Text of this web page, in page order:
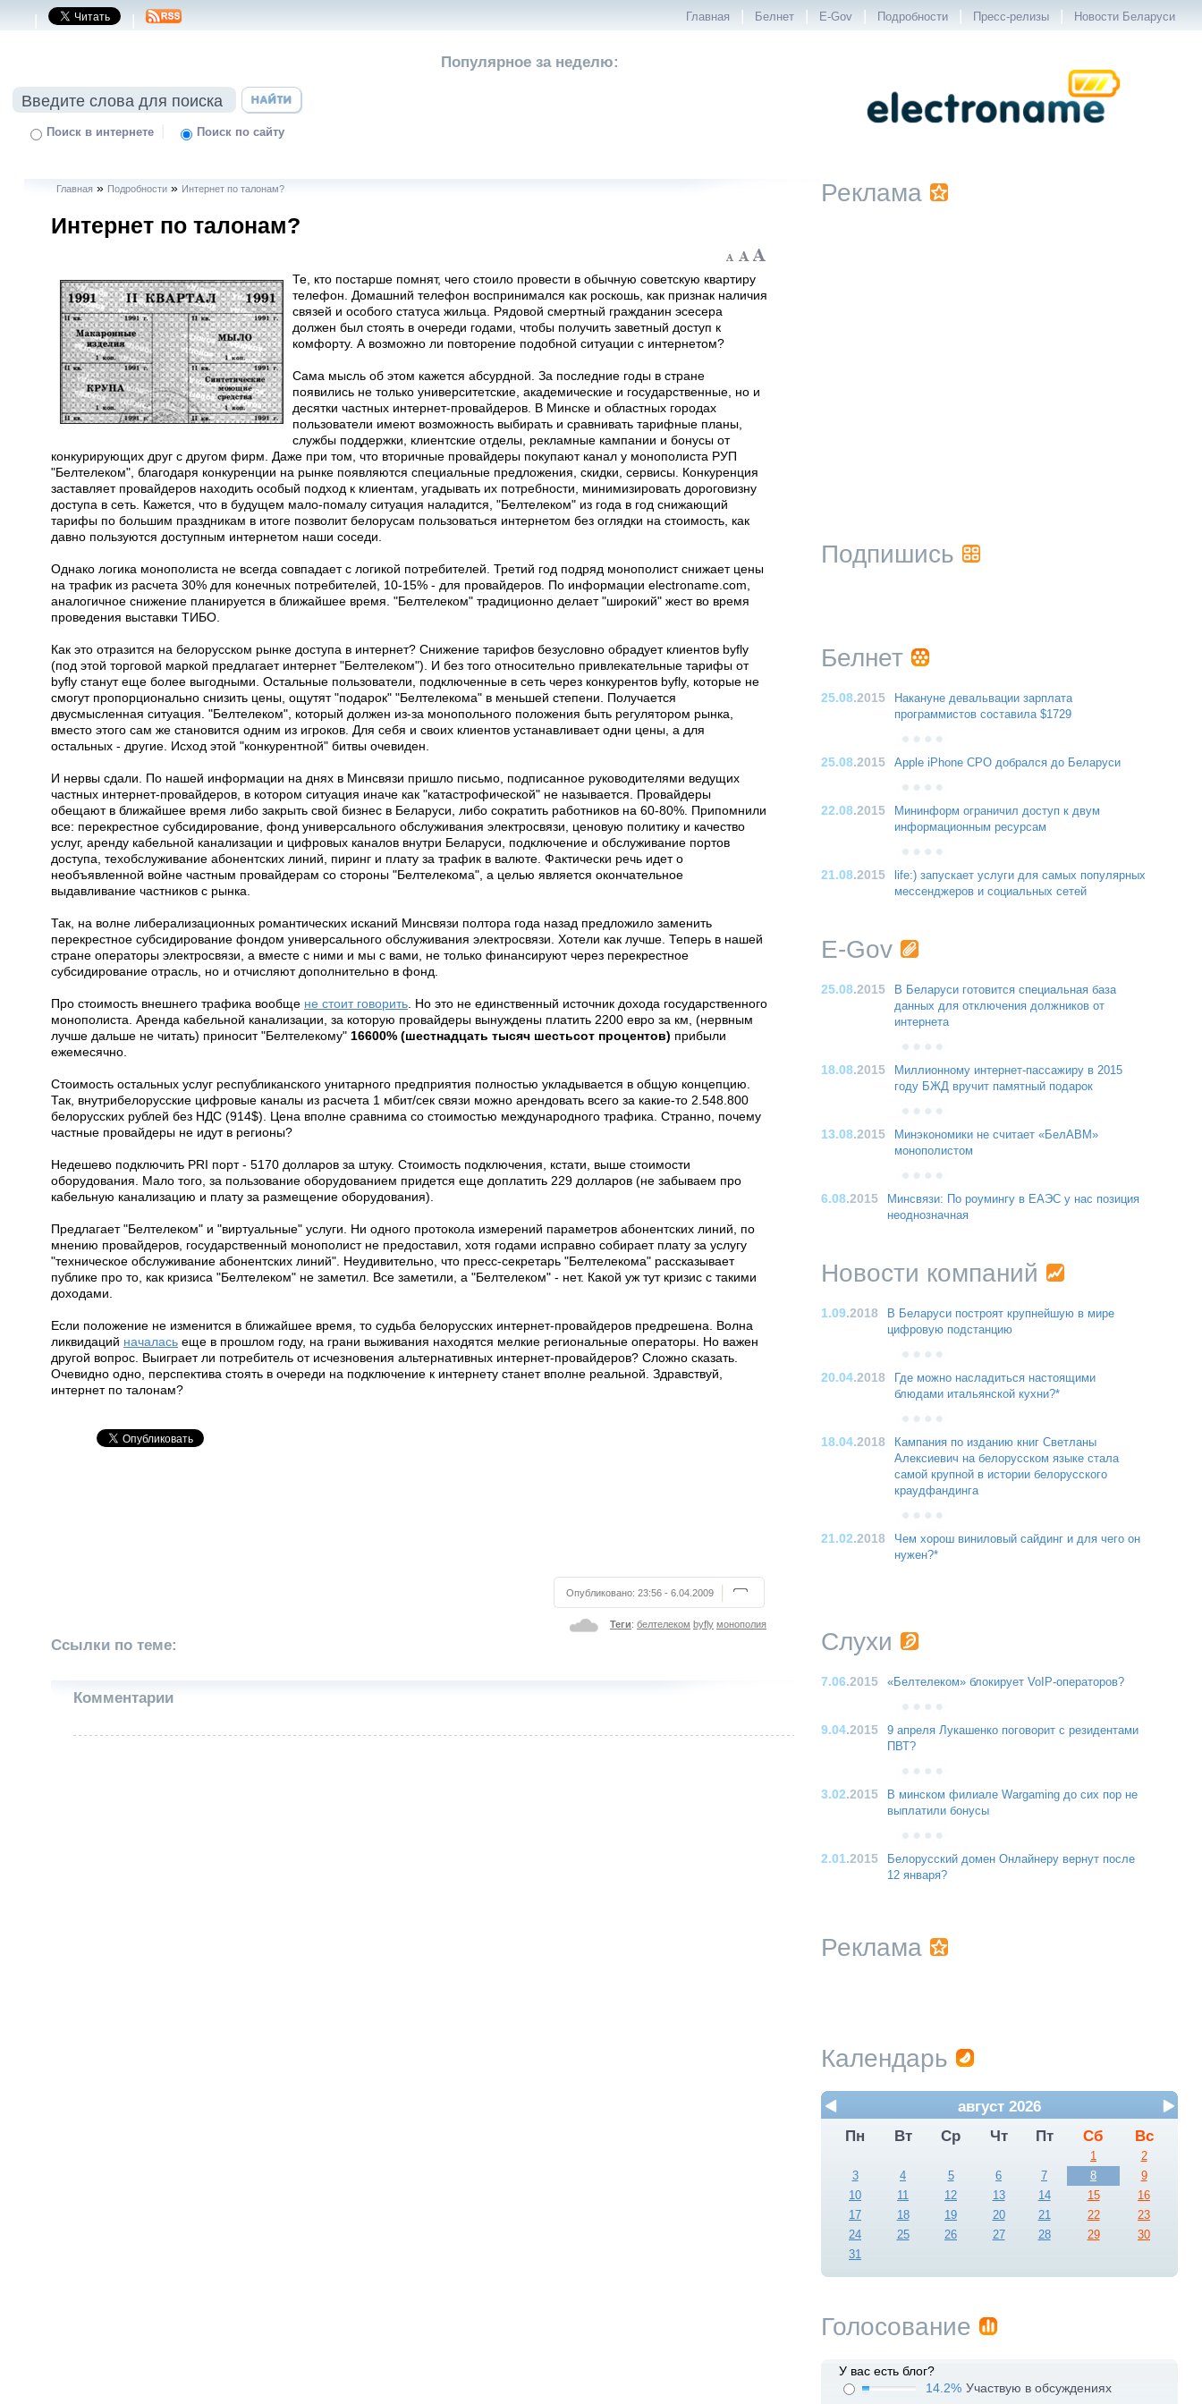
| | Главная | Белнет | E-Gov | Подробности | Пресс-релизы | Новости Беларуси
Поиск в интернете | Поиск по сайту
Популярное за неделю:
Главная » Подробности» Интернет по талонам?
Интернет по талонам?
Те, кто постарше помнят, чего стоило провести в обычную советскую квартиру
телефон. Домашний телефон воспринимался как роскошь, как признак наличия
связей и особого статуса жильца. Рядовой смертный гражданин эсесера
должен был стоять в очереди годами, чтобы получить заветный доступ к
комфорту. А возможно ли повторение подобной ситуации с интернетом?
Сама мысль об этом кажется абсурдной. За последние годы в стране
появились не только университетские, академические и государственные, но и
десятки частных интернет-провайдеров. В Минске и областных городах
пользователи имеют возможность выбирать и сравнивать тарифные планы,
службы поддержки, клиентские отделы, рекламные кампании и бонусы от
конкурирующих друг с другом фирм. Даже при том, что вторичные провайдеры покупают канал у монополиста РУП
"Белтелеком", благодаря конкуренции на рынке появляются специальные предложения, скидки, сервисы. Конкуренция
заставляет провайдеров находить особый подход к клиентам, угадывать их потребности, минимизировать дороговизну
доступа в сеть. Кажется, что в будущем мало-помалу ситуация наладится, "Белтелеком" из года в год снижающий
тарифы по большим праздникам в итоге позволит белорусам пользоваться интернетом без оглядки на стоимость, как
давно пользуются доступным интернетом наши соседи.
Однако логика монополиста не всегда совпадает с логикой потребителей. Третий год подряд монополист снижает цены
на трафик из расчета 30% для конечных потребителей, 10-15% - для провайдеров. По информации electroname.com,
аналогичное снижение планируется в ближайшее время. "Белтелеком" традиционно делает "широкий" жест во время
проведения выставки ТИБО.
Как это отразится на белорусском рынке доступа в интернет? Снижение тарифов безусловно обрадует клиентов byfly
(под этой торговой маркой предлагает интернет "Белтелеком"). И без того относительно привлекательные тарифы от
byfly станут еще более выгодными. Остальные пользователи, подключенные в сеть через конкурентов byfly, которые не
смогут пропорционально снизить цены, ощутят "подарок" "Белтелекома" в меньшей степени. Получается
двусмысленная ситуация. "Белтелеком", который должен из-за монопольного положения быть регулятором рынка,
вместо этого сам же становится одним из игроков. Для себя и своих клиентов устанавливает одни цены, а для
остальных - другие. Исход этой "конкурентной" битвы очевиден.
И нервы сдали. По нашей информации на днях в Минсвязи пришло письмо, подписанное руководителями ведущих
частных интернет-провайдеров, в котором ситуация иначе как "катастрофической" не называется. Провайдеры
обещают в ближайшее время либо закрыть свой бизнес в Беларуси, либо сократить работников на 60-80%. Припомнили
все: перекрестное субсидирование, фонд универсального обслуживания электросвязи, ценовую политику и качество
услуг, аренду кабельной канализации и цифровых каналов внутри Беларуси, подключение и обслуживание портов
доступа, техобслуживание абонентских линий, пиринг и плату за трафик в валюте. Фактически речь идет о
необъявленной войне частным провайдерам со стороны "Белтелекома", а целью является окончательное
выдавливание частников с рынка.
Так, на волне либерализационных романтических исканий Минсвязи полтора года назад предложило заменить
перекрестное субсидирование фондом универсального обслуживания электросвязи. Хотели как лучше. Теперь в нашей
стране операторы электросвязи, а вместе с ними и мы с вами, не только финансируют через перекрестное
субсидирование отрасль, но и отчисляют дополнительно в фонд.
Про стоимость внешнего трафика вообще не стоит говорить . Но это не единственный источник дохода государственного
монополиста. Аренда кабельной канализации, за которую провайдеры вынуждены платить 2200 евро за км, (нервным
лучше дальше не читать) приносит "Белтелекому" 16600% (шестнадцать тысяч шестьсот процентов) прибыли
ежемесячно.
Стоимость остальных услуг республиканского унитарного предприятия полностью укладывается в общую концепцию.
Так, внутрибелорусские цифровые каналы из расчета 1 мбит/сек связи можно арендовать всего за какие-то 2.548.800
белорусских рублей без НДС (914$). Цена вполне сравнима со стоимостью международного трафика. Странно, почему
частные провайдеры не идут в регионы?
Недешево подключить PRI порт - 5170 долларов за штуку. Стоимость подключения, кстати, выше стоимости
оборудования. Мало того, за пользование оборудованием придется еще доплатить 229 долларов (не забываем про
кабельную канализацию и плату за размещение оборудования).
Предлагает "Белтелеком" и "виртуальные" услуги. Ни одного протокола измерений параметров абонентских линий, по
мнению провайдеров, государственный монополист не предоставил, хотя годами исправно собирает плату за услугу
"техническое обслуживание абонентских линий". Неудивительно, что пресс-секретарь "Белтелекома" рассказывает
публике про то, как кризиса "Белтелеком" не заметил. Все заметили, а "Белтелеком" - нет. Какой уж тут кризис с такими
доходами.
Если положение не изменится в ближайшее время, то судьба белорусских интернет-провайдеров предрешена. Волна
ликвидаций началась еще в прошлом году, на грани выживания находятся мелкие региональные операторы. Но важен
другой вопрос. Выиграет ли потребитель от исчезновения альтернативных интернет-провайдеров? Сложно сказать.
Очевидно одно, перспектива стоять в очереди на подключение к интернету станет вполне реальной. Здравствуй,
интернет по талонам?
Опубликовано: 23:56 - 6.04.2009
Теги: белтелеком byfly монополия
Ссылки по теме:
Комментарии
Реклама
Подпишись
Белнет
25.08.2015
Накануне девальвации зарплата
программистов составила $1729
25.08.2015 Apple iPhone CPO добрался до Беларуси
22.08.2015
Мининформ ограничил доступ к двум
информационным ресурсам
21.08.2015
life:) запускает услуги для самых популярных
мессенджеров и социальных сетей
E-Gov
25.08.2015
В Беларуси готовится специальная база
данных для отключения должников от
интернета
18.08.2015
Миллионному интернет-пассажиру в 2015
году БЖД вручит памятный подарок
13.08.2015
Минэкономики не считает «БелАВМ»
монополистом
6.08.2015
Минсвязи: По роумингу в ЕАЭС у нас позиция
неоднозначная
Новости компаний
1.09.2018
В Беларуси построят крупнейшую в мире
цифровую подстанцию
20.04.2018
Где можно насладиться настоящими
блюдами итальянской кухни?*
18.04.2018
Кампания по изданию книг Светланы
Алексиевич на белорусском языке стала
самой крупной в истории белорусского
краудфандинга
21.02.2018
Чем хорош виниловый сайдинг и для чего он
нужен?*
Слухи
7.06.2015 «Белтелеком» блокирует VoIP-операторов?
9.04.2015
9 апреля Лукашенко поговорит с резидентами
ПВТ?
3.02.2015
В минском филиале Wargaming до сих пор не
выплатили бонусы
2.01.2015
Белорусский домен Онлайнеру вернут после
12 января?
Реклама
Календарь
август 2026
Пн
Вт Ср Чт Пт Сб Вс
1
2
3
4 5 6 7 8
9
10
11 12 13 14 15
16
17
18 19 20 21 22
23
24
25 26 27 28 29
30
31
Голосование
У вас есть блог?
14.2% Участвую в обсуждениях